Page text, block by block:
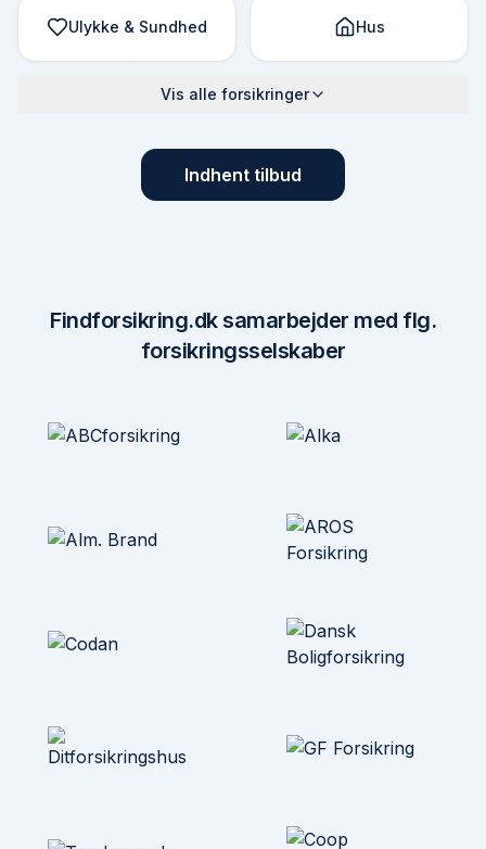
Ulykke & Sundhed Hus
Vis alle forsikringer
Indhent tilbud
Findforsikring.dk samarbejder med flg.
forsikringsselskaber